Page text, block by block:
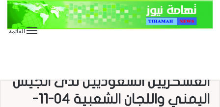
القائمة
العسكريين السعوديين لدى الجيش
اليمني واللجان الشعبية 04-11-